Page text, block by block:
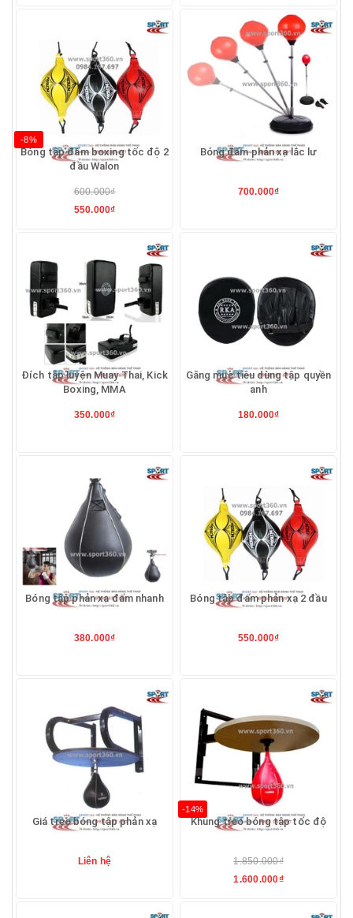
-8%
Bóng tập đấm boxing tốc độ 2
đầu Walon
600.000₫
550.000₫
Bóng đấm phản xạ lắc lư
700.000₫
Đích tập luyện Muay Thai, Kick
Boxing, MMA
350.000₫
Găng mục tiêu dùng tập quyền
anh
180.000₫
Bóng tập phản xạ đấm nhanh
380.000₫
Bóng tập đấm phản xạ 2 đầu
550.000₫
Giá treo bóng tập phản xạ
Liên hệ
-14%
Khung treo bóng tập tốc độ
1.850.000₫
1.600.000₫